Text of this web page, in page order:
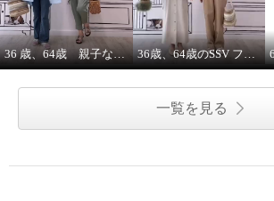
36 歳、64歳 親子な年齢差コーデ 36歳、64歳のSSV フレンチスリーブシャツはジレにもなります。
一覧を見る